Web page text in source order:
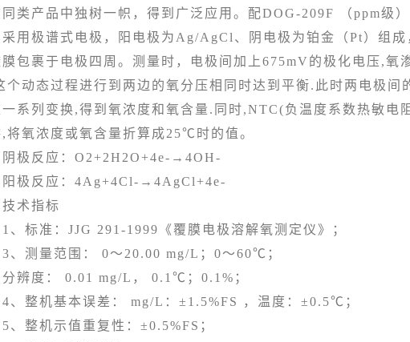
同类产品中独树一帜，得到广泛应用。配DOG-209F （ppm级
极谱式电极，阳电极为Ag/AgCl、阴电极为铂金（Pt）组成
膜包裹于电极四周。测量时，电极间加上675mV的极化电压,氧
个动态过程进行到两边的氧分压相同时达到平衡.此时两电极
系列变换,得到氧浓度和氧含量.同时,NTC(负温度系数热敏电
将氧浓度或氧含量折算成25℃时的值。
反应：O2+2H2O+4e-→4OH-
反应：4Ag+4Cl-→4AgCl+4e-
指标
标准：JJG 291-1999《覆膜电极溶解氧测定仪》；
测量范围： 0～20.00 mg/L；0～60℃；
度： 0.01 mg/L， 0.1℃；0.1%；
整机基本误差： mg/L：±1.5%FS ，温度：±0.5℃；
整机示值重复性：±0.5%FS；